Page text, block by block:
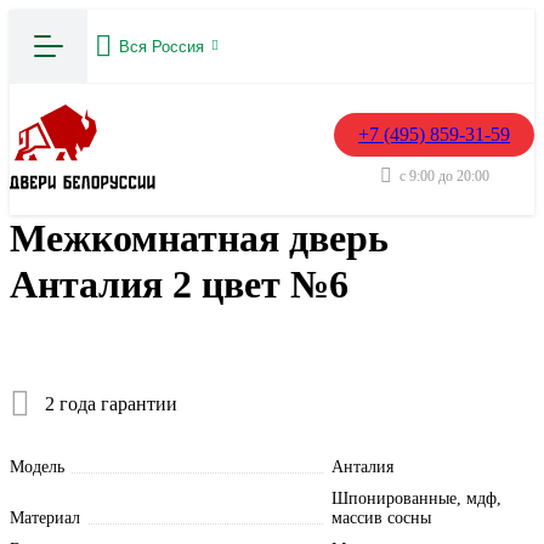
Вся Россия
+7 (495) 859-31-59
с 9:00 до 20:00
Межкомнатная дверь
Анталия 2 цвет №6
2 года гарантии
Модель Анталия
Материал
Шпонированные, мдф,
массив сосны